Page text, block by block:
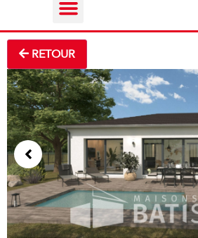
RETOUR